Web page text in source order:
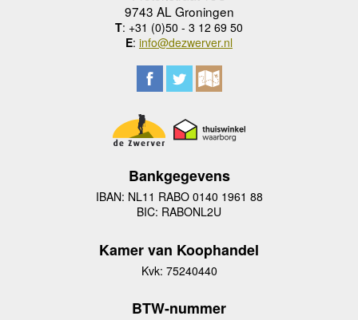
9743 AL Groningen
T: +31 (0)50 - 3 12 69 50
E: info@dezwerver.nl
Bankgegevens
IBAN: NL11 RABO 0140 1961 88
BIC: RABONL2U
Kamer van Koophandel
Kvk: 75240440
BTW-nummer